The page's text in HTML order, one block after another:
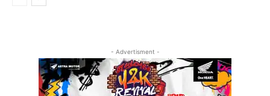
- Advertisment -